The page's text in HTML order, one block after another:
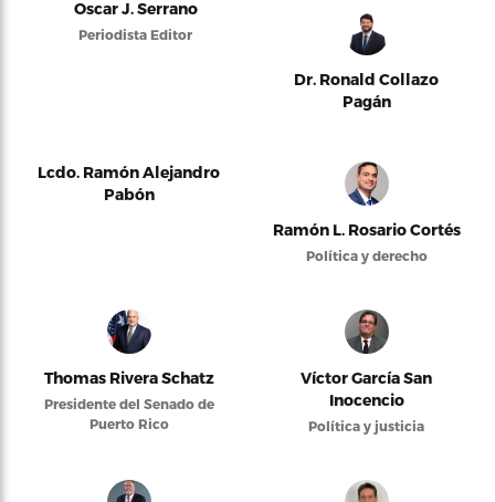
Oscar J. Serrano
Periodista Editor
Dr. Ronald Collazo
Pagán
Lcdo. Ramón Alejandro
Pabón
Ramón L. Rosario Cortés
Política y derecho
Thomas Rivera Schatz
Presidente del Senado de
Puerto Rico
Víctor García San
Inocencio
Política y justicia